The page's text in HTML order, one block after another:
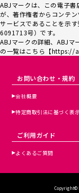
ABJマークは、この電子書
が、著作権者からコンテ
サービスであるこ とを示
6091713号）です。
ABJマークの詳細、ABJマ
の一覧はこちら【https://
お問い合わせ・規約
会社概要
特定商取引法に基づく表
ご利用ガイド
よくあるご質問
Copyright©